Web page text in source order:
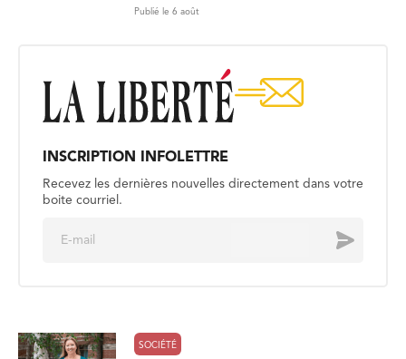
Publié le 6 août
INSCRIPTION INFOLETTRE
Recevez les dernières nouvelles directement dans votre
boite courriel.
Envoyer
SOCIÉTÉ